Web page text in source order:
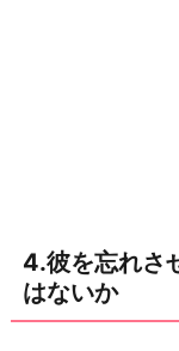
4.彼を忘れさ
はないか